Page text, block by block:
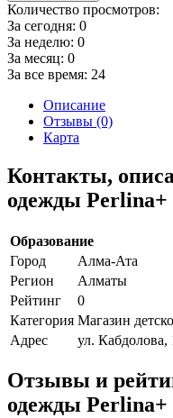
Количество просмотров:
За сегодня: 0
За неделю: 0
За месяц: 0
За все время: 24
Описание
Отзывы (0)
Карта
Контакты,
одежды Perlina+
Образование
Город
Алма-Ата
Регион
Алматы
Рейтинг
0
Категория Магазин
Адрес
ул.
Отзывы и
одежды Perlina+